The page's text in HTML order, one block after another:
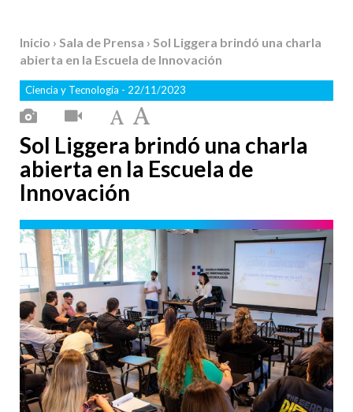
Inicio › Sala de Prensa › Sol Liggera brindó una charla
abierta en la Escuela de Innovación
Ciencia y Tecnología - 22/11/2023
Sol Liggera brindó una charla
abierta en la Escuela de
Innovación